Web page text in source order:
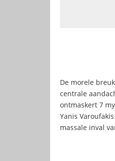
De morele
centrale
ontmaskert 7
Yanis
massale inval